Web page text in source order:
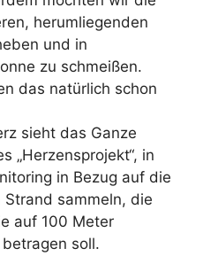
herumliegenden
und in
zu schmeißen.
das natürlich schon
sieht das Ganze
„Herzensprojekt“, in
in Bezug auf die
sammeln, die
auf 100 Meter
soll.